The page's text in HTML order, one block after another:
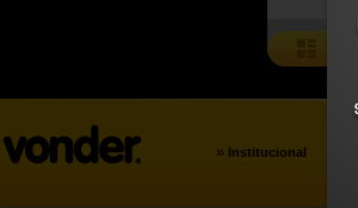
» Institucional